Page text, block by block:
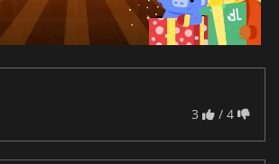
3 / 4